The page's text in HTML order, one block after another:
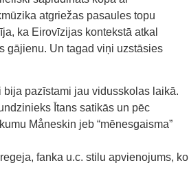
atgriežas pasaules topu
ka Eirovīzijas kontekstā atkal
gājienu. Un tagad viņi uzstāsies
pazīstami jau vidusskolas laikā.
Ītans satikās un pēc
Måneskin jeb “mēnesgaisma”
fanka u.c. stilu apvienojums, ko